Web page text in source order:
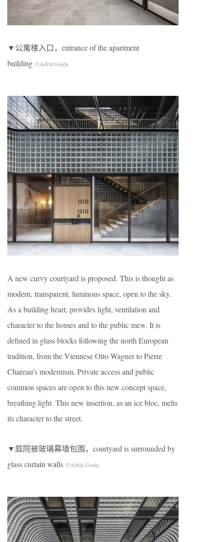
▼公寓楼入口，entrance of the apartment
building ©Adrià Goula
A new curvy courtyard is proposed. This is thought as
modern, transparent, luminous space, open to the sky.
As a building heart, provides light, ventilation and
character to the homes and to the public mew. It is
defined in glass blocks following the north European
tradition, from the Viennese Otto Wagner to Pierre
Chareau’s modernism. Private access and public
common spaces are open to this new concept space,
breathing light. This new insertion, as an ice bloc, melts
its character to the street.
▼庭院被玻璃幕墙包围，courtyard is surrounded by
glass curtain walls ©Adrià Goula